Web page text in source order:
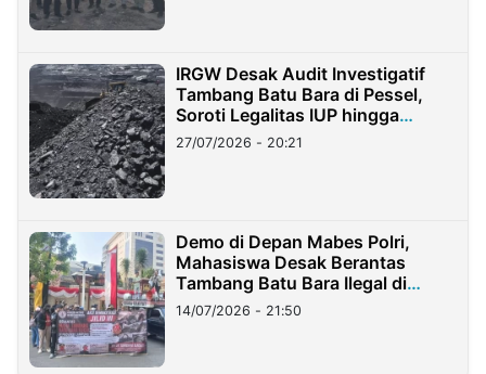
IRGW Desak Audit Investigatif
Tambang Batu Bara di Pessel,
Soroti Legalitas IUP hingga
Stockpile
27/07/2026 - 20:21
Demo di Depan Mabes Polri,
Mahasiswa Desak Berantas
Tambang Batu Bara Ilegal di
Lampung
14/07/2026 - 21:50